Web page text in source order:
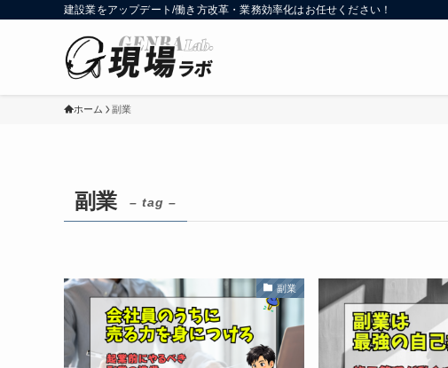
建設業をアップデート/働き方改革・業務効率化はお任せください！
ホーム 副業
副業 – tag –
副業